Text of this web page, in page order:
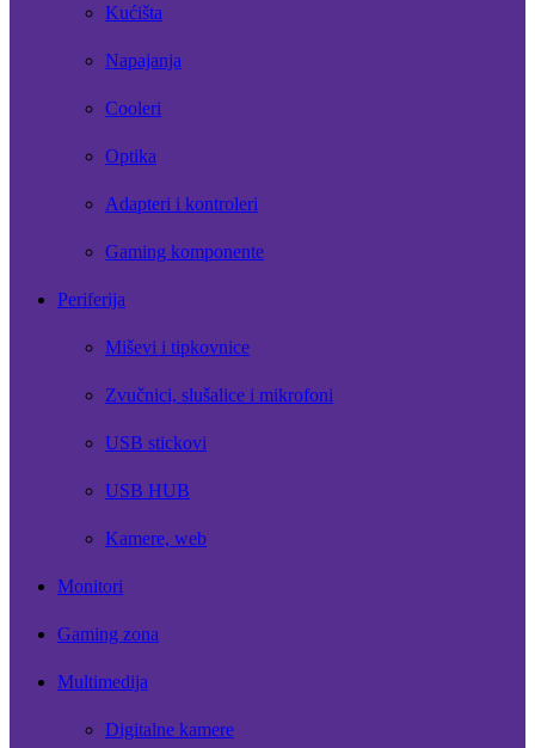
Kućišta
Napajanja
Cooleri
Optika
Adapteri i kontroleri
Gaming komponente
Periferija
Miševi i tipkovnice
Zvučnici, slušalice i mikrofoni
USB stickovi
USB HUB
Kamere, web
Monitori
Gaming zona
Multimedija
Digitalne kamere